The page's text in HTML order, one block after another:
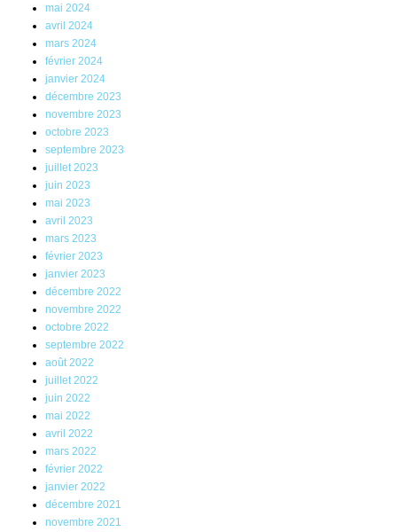
mai 2024
avril 2024
mars 2024
février 2024
janvier 2024
décembre 2023
novembre 2023
octobre 2023
septembre 2023
juillet 2023
juin 2023
mai 2023
avril 2023
mars 2023
février 2023
janvier 2023
décembre 2022
novembre 2022
octobre 2022
septembre 2022
août 2022
juillet 2022
juin 2022
mai 2022
avril 2022
mars 2022
février 2022
janvier 2022
décembre 2021
novembre 2021